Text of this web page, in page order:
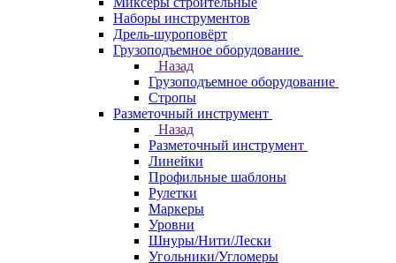
Наборы инструментов
Дрель-шуроповёрт
Грузоподъемное оборудование
Назад
Грузоподъемное оборудование
Стропы
Разметочный инструмент
Назад
Разметочный инструмент
Линейки
Профильные шаблоны
Рулетки
Маркеры
Уровни
Шнуры/Нити/Лески
Угольники/Угломеры